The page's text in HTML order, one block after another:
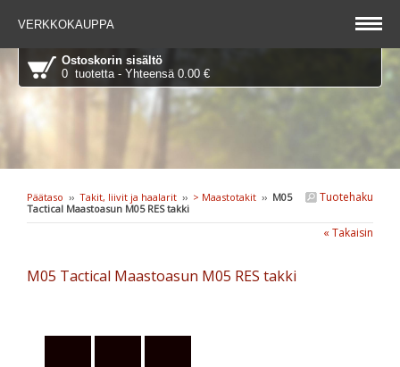
VERKKOKAUPPA
Ostoskorin sisältö
0 tuotetta - Yhteensä 0.00 €
Tuotehaku
Päätaso ›› Takit, liivit ja haalarit ›› > Maastotakit ›› M05
Tactical Maastoasun M05 RES takki
« Takaisin
M05 Tactical Maastoasun M05 RES takki